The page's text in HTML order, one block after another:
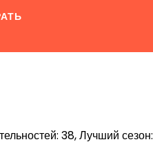
38, Лучший сезон: